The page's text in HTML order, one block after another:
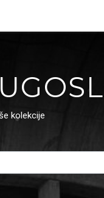
kolekcije